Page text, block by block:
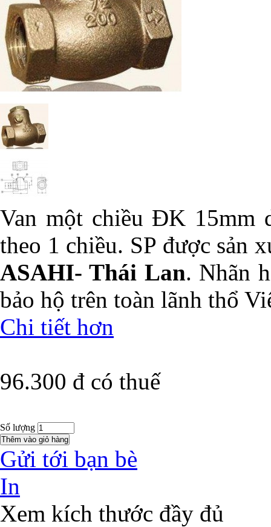
Van một chiều ĐK 15mm
theo 1 chiều. SP được sản
ASAHI- Thái Lan. Nhãn
bảo hộ trên toàn lãnh thổ
Chi tiết hơn
96.300 đ có thuế
Số lượng
Gửi tới bạn bè
In
Xem kích thước đầy đủ